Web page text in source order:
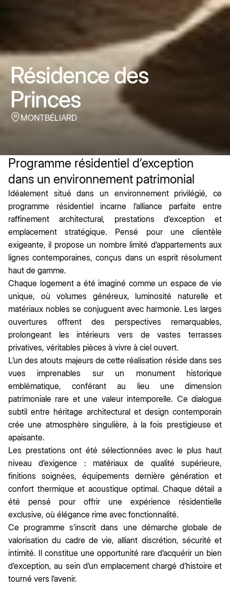
Résidence des
Princes
MONTBÉLIARD
Programme résidentiel d’exception
dans un environnement patrimonial
Idéalement situé dans un environnement privilégié, ce
programme résidentiel incarne l’alliance parfaite entre
raffinement architectural, prestations d’exception et
emplacement stratégique. Pensé pour une clientèle
exigeante, il propose un nombre limité d’appartements aux
lignes contemporaines, conçus dans un esprit résolument
haut de gamme.
Chaque logement a été imaginé comme un espace de vie
unique, où volumes généreux, luminosité naturelle et
matériaux nobles se conjuguent avec harmonie. Les larges
ouvertures offrent des perspectives remarquables,
prolongeant les intérieurs vers de vastes terrasses
privatives, véritables pièces à vivre à ciel ouvert.
L’un des atouts majeurs de cette réalisation réside dans ses
vues imprenables sur un monument historique
emblématique, conférant au lieu une dimension
patrimoniale rare et une valeur intemporelle. Ce dialogue
subtil entre héritage architectural et design contemporain
crée une atmosphère singulière, à la fois prestigieuse et
apaisante.
Les prestations ont été sélectionnées avec le plus haut
niveau d’exigence : matériaux de qualité supérieure,
finitions soignées, équipements dernière génération et
confort thermique et acoustique optimal. Chaque détail a
été pensé pour offrir une expérience résidentielle
exclusive, où élégance rime avec fonctionnalité.
Ce programme s’inscrit dans une démarche globale de
valorisation du cadre de vie, alliant discrétion, sécurité et
intimité. Il constitue une opportunité rare d’acquérir un bien
d’exception, au sein d’un emplacement chargé d’histoire et
tourné vers l’avenir.